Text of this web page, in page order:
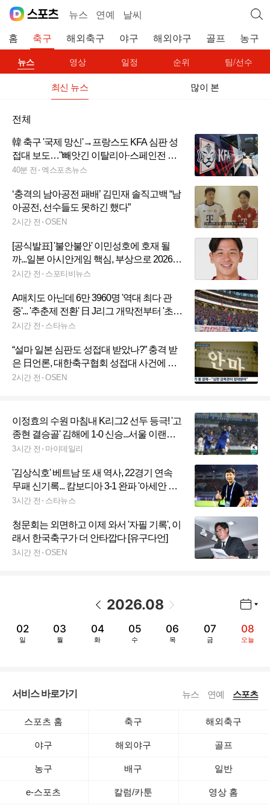
뉴스 연예 날씨
홈 축구 해외축구 야구 해외야구 골프 농구
뉴스 영상 일정 순위 팀/선수
최신 뉴스 많이 본
전체
韓 축구 '국제 망신'→프랑스도 KFA 심판 성
접대 보도…"빼앗긴 이탈리아·스페인전 우
리도 알아" 2002년 4강 신화 의심까지
40분 전 엑스포츠뉴스
‘충격의 남아공전 패배’ 김민재 솔직고백 “남
아공전, 선수들도 못하긴 했다”
2시간 전 OSEN
[공식발표] '불안불안' 이민성호에 호재 될
까...일본 아시안게임 핵심, 부상으로 2026년
아웃 "수술대 올랐다"
2시간 전 스포티비뉴스
A매치도 아닌데 6만 3960명 '역대 최다 관
중'... '추춘제 전환' 日 J리그 개막전부터 '초대
박'
2시간 전 스타뉴스
“설마 일본 심판도 성접대 받았나?” 충격 받
은 日언론, 대한축구협회 성접대 사건에 주
목…국제사건으로 비화 가능성
2시간 전 OSEN
이정효의 수원 마침내 K리그2 선두 등극! '고
종현 결승골' 김해에 1-0 신승...서울 이랜드,
화성과 비기며 2위 탈환(종합)
3시간 전 마이데일리
'김상식호' 베트남 또 새 역사, 22경기 연속
무패 신기록... 캄보디아 3-1 완파 '아세안 챔
피언십 4강'
3시간 전 스타뉴스
청문회는 외면하고 이제 와서 '자필 기록', 이
래서 한국축구가 더 안타깝다 [유구다언]
3시간 전 OSEN
2026.08
02
일
03
월
04
화
05
수
06
목
07
금
08
오늘
서비스 바로가기 뉴스 연예 스포츠
스포츠 홈 축구 해외축구
야구 해외야구 골프
농구 배구 일반
e-스포츠 칼럼/카툰 영상 홈